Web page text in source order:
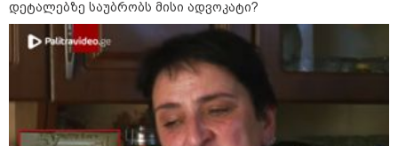
ნია იმნაძეს და ანასტასია
ბერუაშვილს ბრალდება
წარედგინათ - რამდენ წლიანი
პატიმრობა ემუქრებათ
არასრულწლოვნებს?
დეტალებზე საუბრობს მისი ადვოკატი?